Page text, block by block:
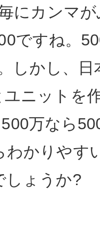
にカンマ
ですね。
しかし、日
ユニットを
万なら
わかりやす
しょうか?